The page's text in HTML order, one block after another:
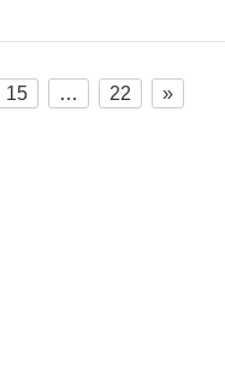
15 … 22 »